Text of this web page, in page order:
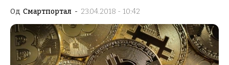
Од Смартпортал - 23.04.2018 - 10:42